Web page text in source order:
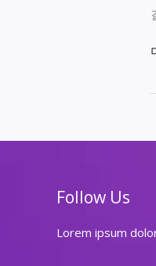
보
Follow Us
Lorem ipsum